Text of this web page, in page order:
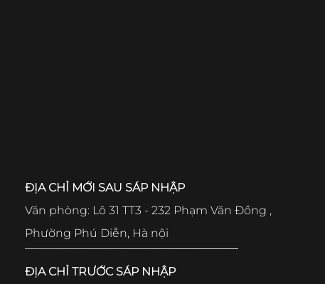
ĐỊA CHỈ MỚI SAU SÁP NHẬP
Văn phòng: Lô 31 TT3 - 232 Phạm Văn Đồng ,
Phường Phú Diễn, Hà nội
ĐỊA CHỈ TRƯỚC SÁP NHẬP